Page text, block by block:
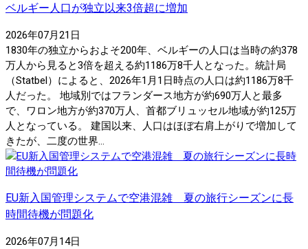
ベルギー人口が独立以来3倍超に増加
2026年07月21日
1830年の独立からおよそ200年、ベルギーの人口は当時の約378
万人から見ると3倍を超える約1186万8千人となった。統計局
（Statbel）によると、2026年1月1日時点の人口は約1186万8千
人だった。 地域別ではフランダース地方が約690万人と最多
で、ワロン地方が約370万人、首都ブリュッセル地域が約125万
人となっている。 建国以来、人口はほぼ右肩上がりで増加して
きたが、二度の世界...
EU新入国管理システムで空港混雑 夏の旅行シーズンに長
時間待機が問題化
2026年07月14日